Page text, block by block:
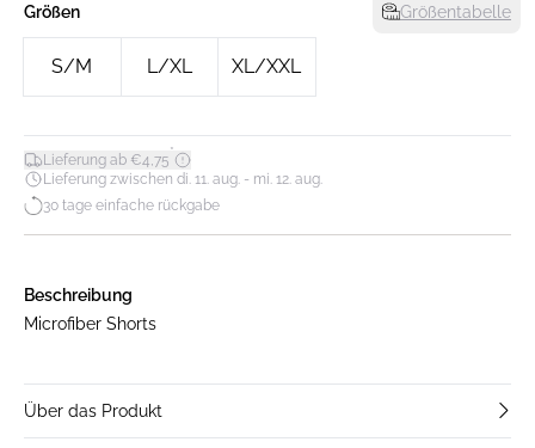
Größen Größentabelle
S/M L/XL XL/XXL
Lieferung ab €4,75*
Lieferung zwischen di. 11. aug. - mi. 12. aug.
30 tage einfache rückgabe
Beschreibung
Microfiber Shorts
Über das Produkt